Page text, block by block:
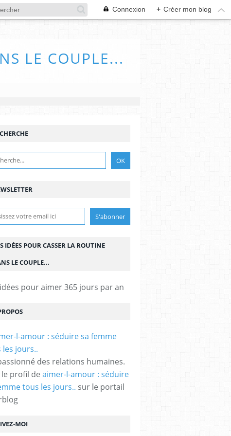
Connexion + Créer mon blog
LE COUPLE...
MOI
IDÉES POUR CASSER LA ROUTINE
LE COUPLE...
pour aimer 365 jours par an
des relations humaines.
profil de aimer-l-amour : séduire
tous les jours.. sur le portail